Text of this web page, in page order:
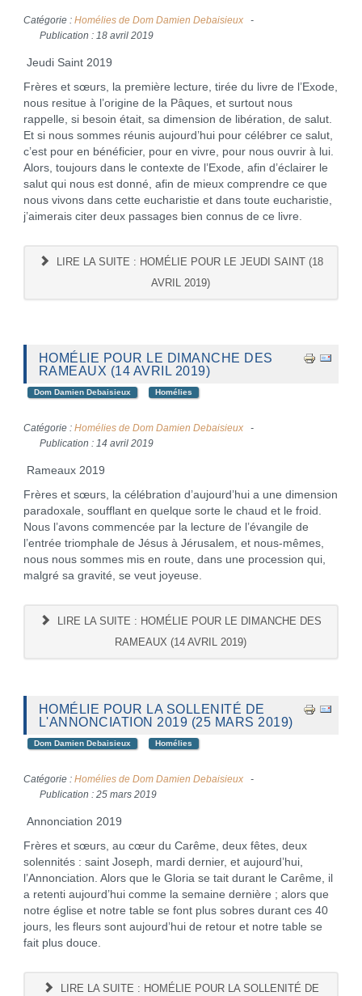
Catégorie : Homélies de Dom Damien Debaisieux
Publication : 18 avril 2019
Jeudi Saint 2019
Frères et sœurs, la première lecture, tirée du livre de l’Exode,
nous resitue à l’origine de la Pâques, et surtout nous
rappelle, si besoin était, sa dimension de libération, de salut.
Et si nous sommes réunis aujourd’hui pour célébrer ce salut,
c’est pour en bénéficier, pour en vivre, pour nous ouvrir à lui.
Alors, toujours dans le contexte de l’Exode, afin d’éclairer le
salut qui nous est donné, afin de mieux comprendre ce que
nous vivons dans cette eucharistie et dans toute eucharistie,
j’aimerais citer deux passages bien connus de ce livre.
LIRE LA SUITE : HOMÉLIE POUR LE JEUDI SAINT (18
AVRIL 2019)
HOMÉLIE POUR LE DIMANCHE DES
RAMEAUX (14 AVRIL 2019)
Dom Damien Debaisieux Homélies
Catégorie : Homélies de Dom Damien Debaisieux
Publication : 14 avril 2019
Rameaux 2019
Frères et sœurs, la célébration d’aujourd’hui a une dimension
paradoxale, soufflant en quelque sorte le chaud et le froid.
Nous l’avons commencée par la lecture de l’évangile de
l’entrée triomphale de Jésus à Jérusalem, et nous-mêmes,
nous nous sommes mis en route, dans une procession qui,
malgré sa gravité, se veut joyeuse.
LIRE LA SUITE : HOMÉLIE POUR LE DIMANCHE DES
RAMEAUX (14 AVRIL 2019)
HOMÉLIE POUR LA SOLLENITÉ DE
L'ANNONCIATION 2019 (25 MARS 2019)
Dom Damien Debaisieux Homélies
Catégorie : Homélies de Dom Damien Debaisieux
Publication : 25 mars 2019
Annonciation 2019
Frères et sœurs, au cœur du Carême, deux fêtes, deux
solennités : saint Joseph, mardi dernier, et aujourd’hui,
l’Annonciation. Alors que le Gloria se tait durant le Carême, il
a retenti aujourd’hui comme la semaine dernière ; alors que
notre église et notre table se font plus sobres durant ces 40
jours, les fleurs sont aujourd’hui de retour et notre table se
fait plus douce.
LIRE LA SUITE : HOMÉLIE POUR LA SOLLENITÉ DE